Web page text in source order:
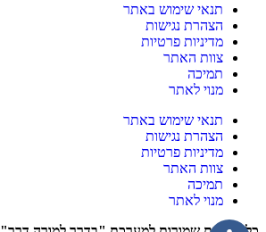
תנאי שימוש באתר
הצהרת נגישות
מדיניות פרטיות
צוות האתר
תמיכה
מנוי לאתר
תנאי שימוש באתר
הצהרת נגישות
מדיניות פרטיות
צוות האתר
תמיכה
מנוי לאתר